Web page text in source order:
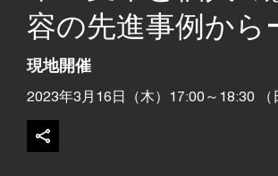
容の先進事例から
現地開催
2023年3月16日（木）17:00～18:30 （